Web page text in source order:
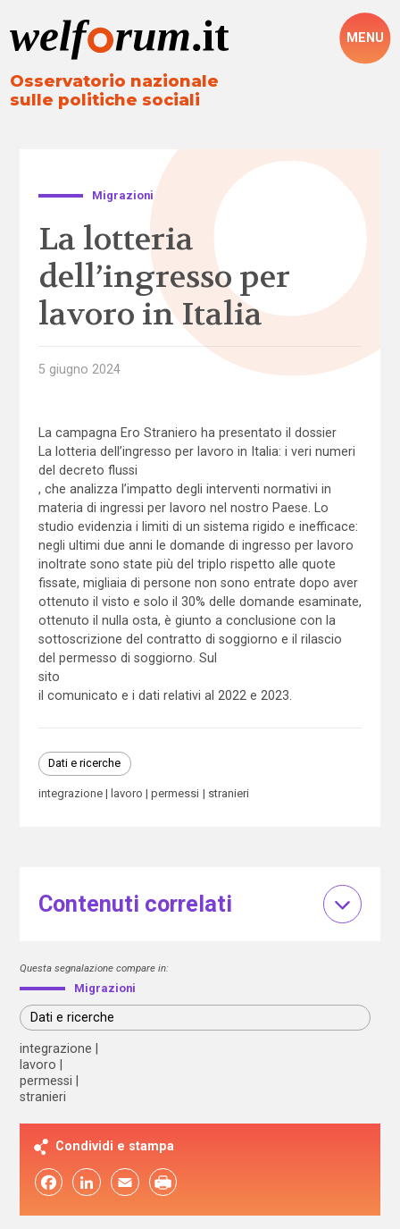
Osservatorio nazionale
sulle politiche sociali
MENU
Migrazioni
La lotteria
dell’ingresso per
lavoro in Italia
5 giugno 2024
La campagna Ero Straniero ha presentato il dossier
La lotteria dell’ingresso per lavoro in Italia: i veri numeri
del decreto flussi
, che analizza l’impatto degli interventi normativi in
materia di ingressi per lavoro nel nostro Paese. Lo
studio evidenzia i limiti di un sistema rigido e inefficace:
negli ultimi due anni le domande di ingresso per lavoro
inoltrate sono state più del triplo rispetto alle quote
fissate, migliaia di persone non sono entrate dopo aver
ottenuto il visto e solo il 30% delle domande esaminate,
ottenuto il nulla osta, è giunto a conclusione con la
sottoscrizione del contratto di soggiorno e il rilascio
del permesso di soggiorno. Sul
sito
il comunicato e i dati relativi al 2022 e 2023.
Dati e ricerche
integrazione lavoro permessi stranieri
Contenuti correlati
Questa segnalazione compare in:
Migrazioni
Dati e ricerche
integrazione
lavoro
permessi
stranieri
Condividi e stampa
FacebookLinkedIn Email